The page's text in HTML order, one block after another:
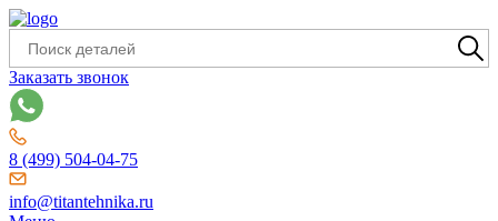
Заказать звонок
8 (499) 504-04-75
info@titantehnika.ru